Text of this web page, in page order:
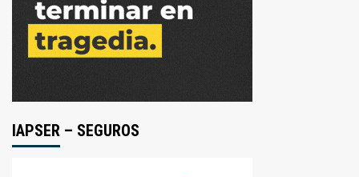
IAPSER – SEGUROS